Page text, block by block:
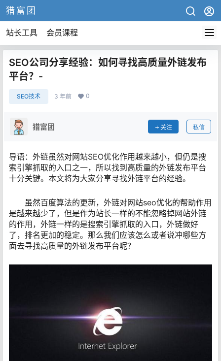
猎富团
站长工具 会员课程
SEO公司分享经验：如何寻找高质量外链发布
平台？-
SEO技术 3 年前 0
猎富团 关注 私信
导语：外链虽然对网站SEO优化作用越来越小，但仍是搜
索引擎抓取的入口之一，所以找到高质量的外链发布平台
十分关键。本文将为大家分享寻找外链平台的经验。
虽然百度算法的更新，外链对网站seo优化的帮助作用
是越来越少了，但是作为站长一样的不能忽略掉网站外链
的作用，外链一样的是搜索引擎抓取的入口，外链做好
了，排名更加的稳定。那么我们应该怎么或者说冲哪些方
面去寻找高质量的外链发布平台呢？